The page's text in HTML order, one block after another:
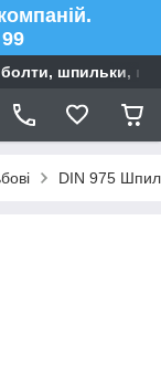
шпильки,
DIN 975